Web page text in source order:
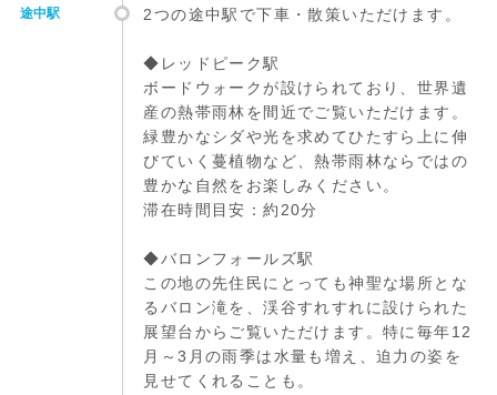
途中駅 2つの途中駅で下車・散策いただけます。
◆レッドピーク駅
ボードウォークが設けられており、世界遺
産の熱帯雨林を間近でご覧いただけます。
緑豊かなシダや光を求めてひたすら上に伸
びていく蔓植物など、熱帯雨林ならではの
豊かな自然をお楽しみください。
滞在時間目安：約20分
◆バロンフォールズ駅
この地の先住民にとっても神聖な場所とな
るバロン滝を、渓谷すれすれに設けられた
展望台からご覧いただけます。特に毎年12
月～3月の雨季は水量も増え、迫力の姿を
見せてくれることも。